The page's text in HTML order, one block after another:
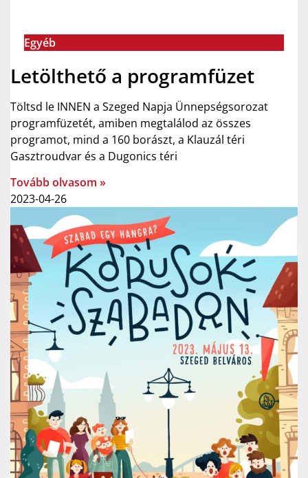
Egyéb
Letölthető a programfüzet
Töltsd le INNEN a Szeged Napja Ünnepségsorozat
programfüzetét, amiben megtalálod az összes
programot, mind a 160 borászt, a Klauzál téri
Gasztroudvar és a Dugonics téri
Tovább olvasom »
2023-04-26